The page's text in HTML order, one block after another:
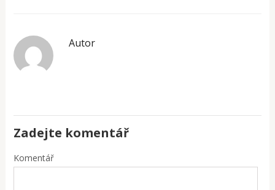
Autor
Zadejte komentář
Komentář